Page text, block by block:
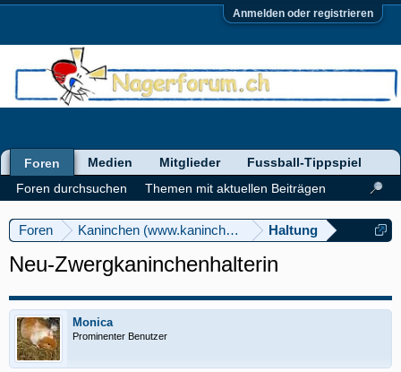
Anmelden oder registrieren
Foren Kaninchen (www.kaninchenforum.ch)
Haltung
Neu-Zwergkaninchenhalterin
Monica
Prominenter Benutzer
Foren
Foren durchsuchen
Themen mit aktuellen Beiträgen
Medien Mitglieder Fussball-Tippspiel